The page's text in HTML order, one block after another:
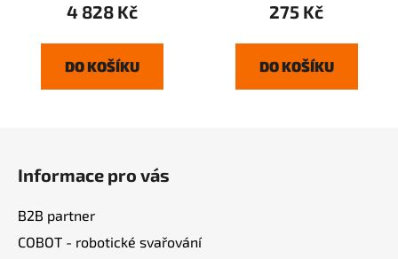
4 828 Kč
DO KOŠÍKU
275 Kč
DO KOŠÍKU
Informace pro vás
B2B partner
COBOT - robotické svařování